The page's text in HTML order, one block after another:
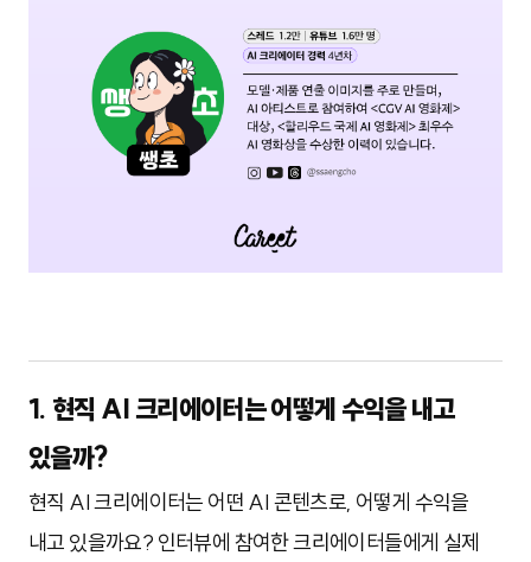
1. 현직 AI 크리에이터는 어떻게 수익을 내고
있을까?
현직 AI 크리에이터는 어떤 AI 콘텐츠로, 어떻게 수익을
내고 있을까요? 인터뷰에 참여한 크리에이터들에게 실제